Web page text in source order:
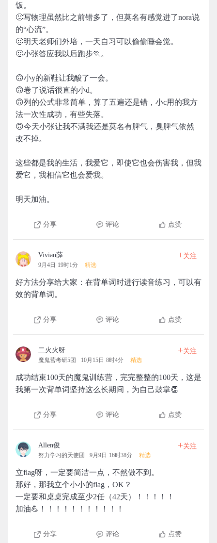
饭。
🙂写物理虽然比之前错多了，但莫名有感觉进了nora说
的“心流”。
🙂明天老师们外培，一天自习可以偷偷睡会觉。
🙂小张答应我以后跑步🏃。
🙃小y的新鞋让我酸了一会。
🙃卷了说话很直的小d。
🙃列的公式非常简单，算了五遍还是错，小c用的我方
法一次性成功，有些失落。
🙃今天小张让我不满我还是莫名有脾气，臭脾气依然
改不掉。
这些都是我的生活，我爱它，即使它也会伤害我，但我
爱它，我相信它也会爱我。
明天加油。
分享 评论 点赞
Vivian薛
9月4日 19时1分 精选
+关注
好方法分享给大家：在背单词时进行读音练习，可以有
效的背单词。
分享 评论 点赞
二火火呀
魔鬼营考研5团 10月15日 8时4分 精选
+关注
成功结束100天的魔鬼训练营，完完整整的100天，这是
我第一次背单词坚持这么长期间，为自己鼓掌👏
分享 评论 点赞
Allen俊
努力学习的天使团 9月9日 16时38分 精选
+关注
立flag呀，一定要简洁一点，不然做不到。
那好，那我立个小小的flag，OK？
一定要和桌桌完成至少2任（42天）！！！！！
加油💪！！！！！！！！！！！
分享 评论 点赞